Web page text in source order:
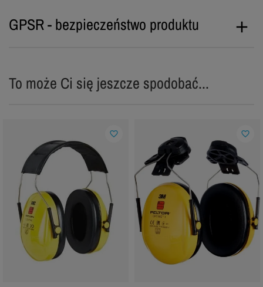
GPSR - bezpieczeństwo produktu
To może Ci się jeszcze spodobać...
favorite_border favorite_border